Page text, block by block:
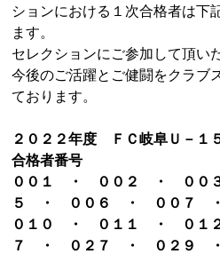
ションにおける１次合格者は下
ます。
セレクションにご参加して頂い
今後のご活躍とご健闘をクラブ
ております。
２０２２年度 ＦＣ岐阜Ｕ－１
合格者番号
００１ ・ ００２ ・ ０
５ ・ ００６ ・ ００７
０１０ ・ ０１１ ・ ０
７ ・ ０２７ ・ ０２９